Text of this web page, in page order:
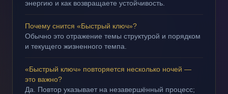
энергию и как возвращаете устойчивость.
Почему снится «Быстрый ключ»?
Обычно это отражение темы структурой и порядком
и текущего жизненного темпа.
«Быстрый ключ» повторяется несколько ночей —
это важно?
Да. Повтор указывает на незавершённый процесс;